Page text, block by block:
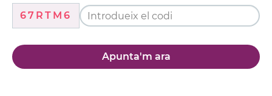
67RTM6
Apunta'm ara